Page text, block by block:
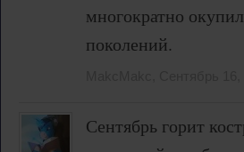
многократно
поколений.
Сентябрь горит